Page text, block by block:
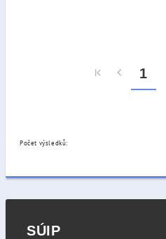
1
Počet výsledků:
SÚIP